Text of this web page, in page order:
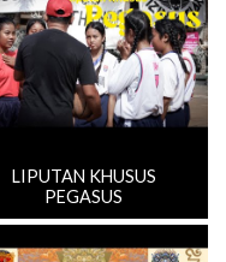
LIPUTAN KHUSUS
PEGASUS